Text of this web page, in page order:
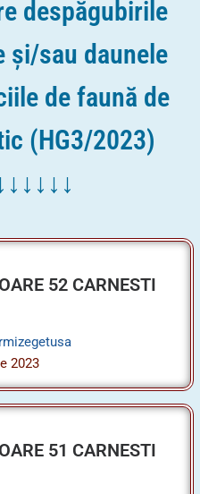
de faună de
(HG3/2023)
51 CARNESTI